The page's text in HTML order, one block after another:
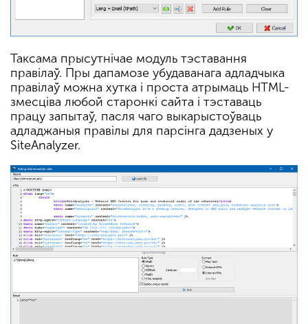
Таксама прысутнічае модуль тэставання
правілаў. Пры дапамозе убудаванага адладчыка
правілаў можна хутка і проста атрымаць HTML-
змесціва любой старонкі сайта і тэставаць
працу запытаў, пасля чаго выкарыстоўваць
адладжаныя правілы для парсінга дадзеных у
SiteAnalyzer.